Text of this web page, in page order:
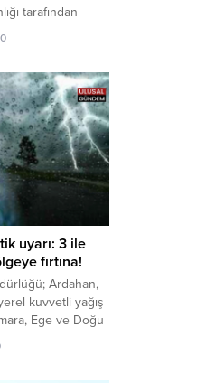
tarafından
Töreni’nde
partinin
Aile
kadar birçok kritik
verdi. Haber
Kemal
Kültür
ve yeni
0
uyarı: 3 ile
fırtına!
Ardahan,
kuvvetli yağış
Ege ve Doğu
ise
ulaşabilecek